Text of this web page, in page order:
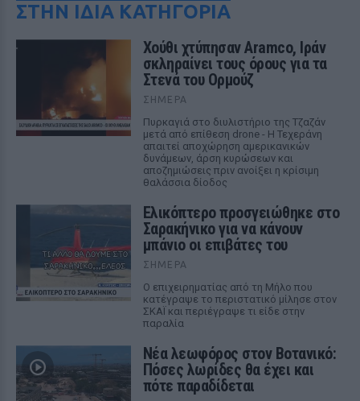
ΣΤΗΝ ΙΔΙΑ ΚΑΤΗΓΟΡΙΑ
Χούθι χτύπησαν Aramco, Ιράν
σκληραίνει τους όρους για τα
Στενά του Ορμούζ
ΣΉΜΕΡΑ
Πυρκαγιά στο διυλιστήριο της Τζαζάν
μετά από επίθεση drone - Η Τεχεράνη
απαιτεί αποχώρηση αμερικανικών
δυνάμεων, άρση κυρώσεων και
αποζημιώσεις πριν ανοίξει η κρίσιμη
θαλάσσια δίοδος
Ελικόπτερο προσγειώθηκε στο
Σαρακήνικο για να κάνουν
μπάνιο οι επιβάτες του
ΣΉΜΕΡΑ
Ο επιχειρηματίας από τη Μήλο που
κατέγραψε το περιστατικό μίλησε στον
ΣΚΑΪ και περιέγραψε τι είδε στην
παραλία
Νέα λεωφόρος στον Βοτανικό:
Πόσες λωρίδες θα έχει και
πότε παραδίδεται